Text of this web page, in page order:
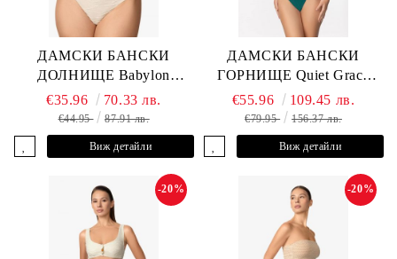
ДАМСКИ БАНСКИ
ДОЛНИЩЕ Babylon
L2613-Z-MTB MARC &
ANDRE
€35.96 70.33 лв.
€44.95 87.91 лв.
Виж детайли
ДАМСКИ БАНСКИ
ГОРНИЩЕ Quiet Grace
L2607-Y-352 MARC &
ANDRE
€55.96 109.45 лв.
€79.95 156.37 лв.
Виж детайли
-20% -20%